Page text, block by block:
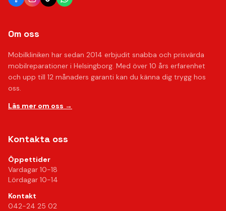
Om oss
Mobilkliniken har sedan 2014 erbjudit snabba och prisvärda
mobilreparationer i Helsingborg. Med över 10 års erfarenhet
och upp till 12 månaders garanti kan du känna dig trygg hos
oss.
Läs mer om oss →
Kontakta oss
Öppettider
Vardagar 10-18
Lördagar 10-14
Kontakt
042-24 25 02